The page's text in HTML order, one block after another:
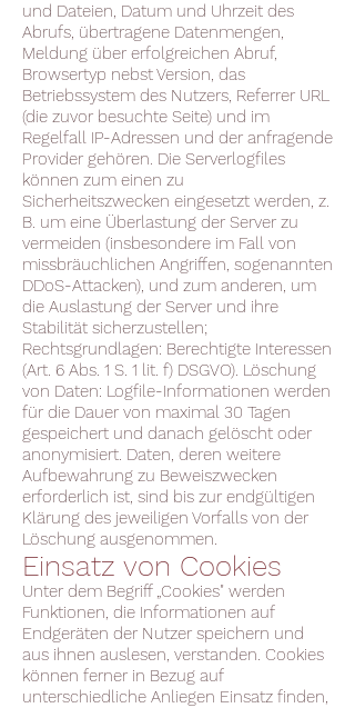
und Dateien, Datum und Uhrzeit des
Abrufs, übertragene Datenmengen,
Meldung über erfolgreichen Abruf,
Browsertyp nebst Version, das
Betriebssystem des Nutzers, Referrer URL
(die zuvor besuchte Seite) und im
Regelfall IP-Adressen und der anfragende
Provider gehören. Die Serverlogfiles
können zum einen zu
Sicherheitszwecken eingesetzt werden, z.
B. um eine Überlastung der Server zu
vermeiden (insbesondere im Fall von
missbräuchlichen Angriffen, sogenannten
DDoS-Attacken), und zum anderen, um
die Auslastung der Server und ihre
Stabilität sicherzustellen;
Rechtsgrundlagen: Berechtigte Interessen
(Art. 6 Abs. 1 S. 1 lit. f) DSGVO). Löschung
von Daten: Logfile-Informationen werden
für die Dauer von maximal 30 Tagen
gespeichert und danach gelöscht oder
anonymisiert. Daten, deren weitere
Aufbewahrung zu Beweiszwecken
erforderlich ist, sind bis zur endgültigen
Klärung des jeweiligen Vorfalls von der
Löschung ausgenommen.
Einsatz von Cookies
Unter dem Begriff „Cookies" werden
Funktionen, die Informationen auf
Endgeräten der Nutzer speichern und
aus ihnen auslesen, verstanden. Cookies
können ferner in Bezug auf
unterschiedliche Anliegen Einsatz finden,